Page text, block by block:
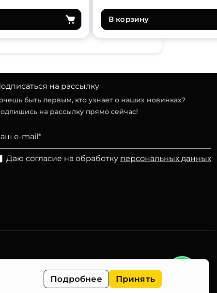
В корзину
Подробнее Принять
на рассылку
быть первым, кто узнает о наших новинках?
на рассылку прямо сейчас!
Даю согласие на обработку персональных данных